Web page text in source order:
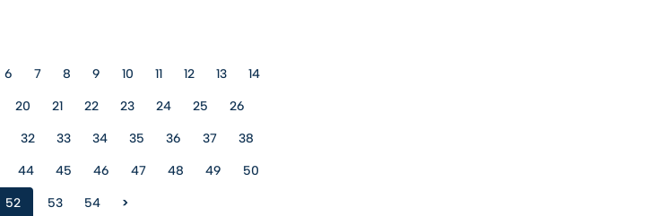
6 7 8 9 10 11 12 13 14
20 21 22 23 24 25 26
32 33 34 35 36 37 38
44 45 46 47 48 49 50
52 53 54 >